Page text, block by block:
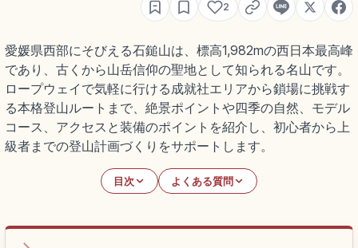
2
愛媛県西部にそびえる石鎚山は、標高1,982mの西日本最高峰
であり、古くから山岳信仰の聖地として知られる名山です。
ロープウェイで気軽に行ける成就社エリアから鎖場に挑戦す
る本格登山ルートまで、絶景ポイントや四季の自然、モデル
コース、アクセスと装備のポイントを紹介し、初心者から上
級者までの登山計画づくりをサポートします。
目次 よくある質問